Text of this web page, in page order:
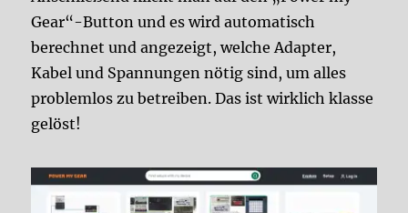
Gear“-Button und es wird automatisch
berechnet und angezeigt, welche Adapter,
Kabel und Spannungen nötig sind, um alles
problemlos zu betreiben. Das ist wirklich klasse
gelöst!